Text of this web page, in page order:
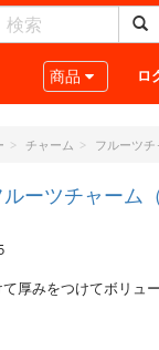
Toggle
商品 ロ
チャーム フルーツチ
ーツチャーム
厚みをつけてボリュ